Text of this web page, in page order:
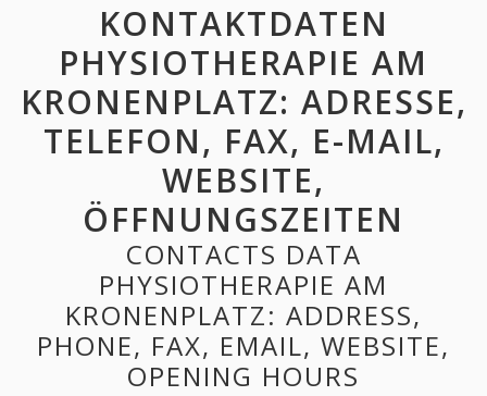
KONTAKTDATEN
PHYSIOTHERAPIE AM
KRONENPLATZ: ADRESSE,
TELEFON, FAX, E-MAIL,
WEBSITE,
ÖFFNUNGSZEITEN
CONTACTS DATA
PHYSIOTHERAPIE AM
KRONENPLATZ: ADDRESS,
PHONE, FAX, EMAIL, WEBSITE,
OPENING HOURS